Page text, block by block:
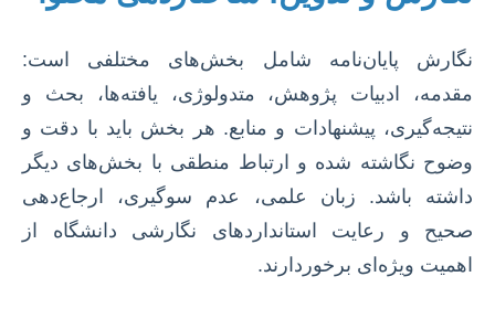
نگارش پایان‌نامه شامل بخش‌های مختلفی است:
مقدمه، ادبیات پژوهش، متدولوژی، یافته‌ها، بحث و
نتیجه‌گیری، پیشنهادات و منابع. هر بخش باید با دقت و
وضوح نگاشته شده و ارتباط منطقی با بخش‌های دیگر
داشته باشد. زبان علمی، عدم سوگیری، ارجاع‌دهی
صحیح و رعایت استانداردهای نگارشی دانشگاه از
اهمیت ویژه‌ای برخوردارند.